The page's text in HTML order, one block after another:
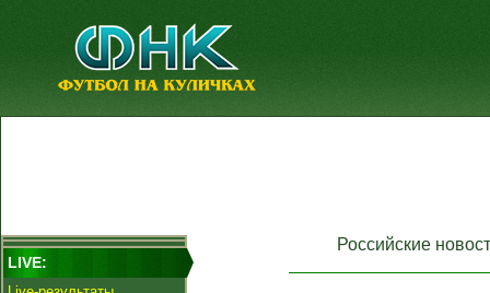
LIVE:
Российские